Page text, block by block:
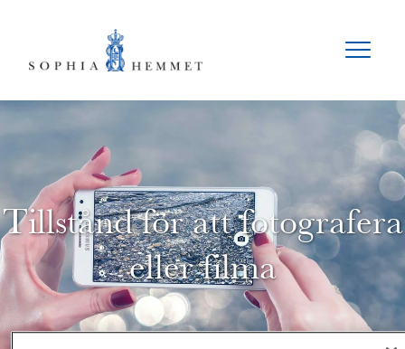
Tillstånd för att fotografera
eller filma